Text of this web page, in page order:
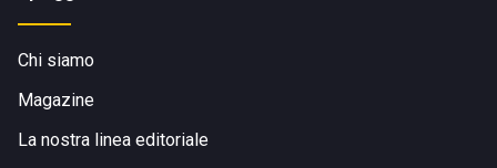
Chi siamo
Magazine
La nostra linea editoriale